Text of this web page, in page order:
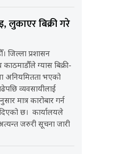
लुकाएर बिक्री गरे
जिल्ला प्रशासन
काठमाडौँले ग्यास बिक्री-
अनियमितता भएको
व्यवसायीलाई
मात्र कारोबार गर्न
छ। कार्यालयले
जरुरी सूचना जारी